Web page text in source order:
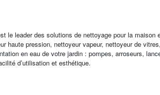
le leader des solutions de nettoyage pour la maison
haute pression, nettoyeur vapeur, nettoyeur de
en eau de votre jardin : pompes, arroseurs,
d’utilisation et esthétique.